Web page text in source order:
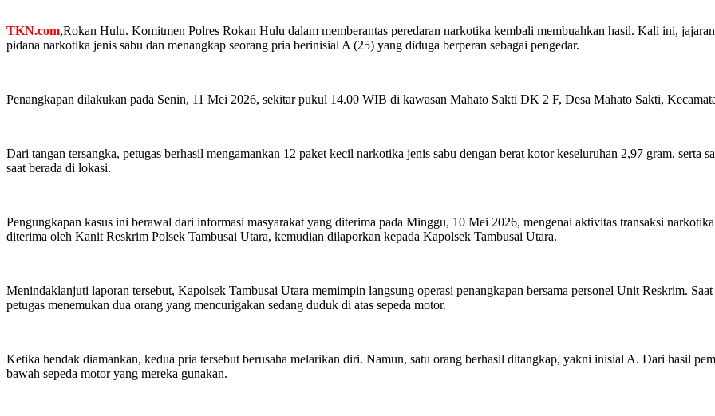
TKN.com,Rokan Hulu. Komitmen Polres Rokan Hulu dalam memberantas peredaran narkotika kembali membuahkan hasil. Kali ini,
pidana narkotika jenis sabu dan menangkap seorang pria berinisial A (25) yang diduga berperan sebagai pengedar.
Penangkapan dilakukan pada Senin, 11 Mei 2026, sekitar pukul 14.00 WIB di kawasan Mahato Sakti DK 2 F, Desa Mahato Sakti,
Dari tangan tersangka, petugas berhasil mengamankan 12 paket kecil narkotika jenis sabu dengan berat kotor keseluruhan 2,97 gram, serta
saat berada di lokasi.
Pengungkapan kasus ini berawal dari informasi masyarakat yang diterima pada Minggu, 10 Mei 2026, mengenai aktivitas transaksi
diterima oleh Kanit Reskrim Polsek Tambusai Utara, kemudian dilaporkan kepada Kapolsek Tambusai Utara.
Menindaklanjuti laporan tersebut, Kapolsek Tambusai Utara memimpin langsung operasi penangkapan bersama personel Unit Reskrim.
petugas menemukan dua orang yang mencurigakan sedang duduk di atas sepeda motor.
Ketika hendak diamankan, kedua pria tersebut berusaha melarikan diri. Namun, satu orang berhasil ditangkap, yakni inisial A. Dari hasil
bawah sepeda motor yang mereka gunakan.